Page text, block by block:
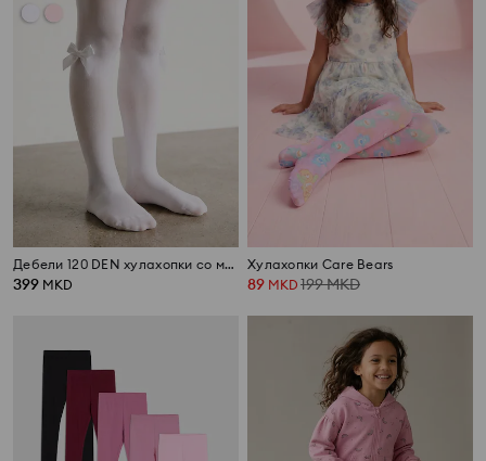
Дебели 120 DEN хулахопки со машни, 2 парчиња
399 MKD
Хулахопки Care Bears
89 MKD 199MKD